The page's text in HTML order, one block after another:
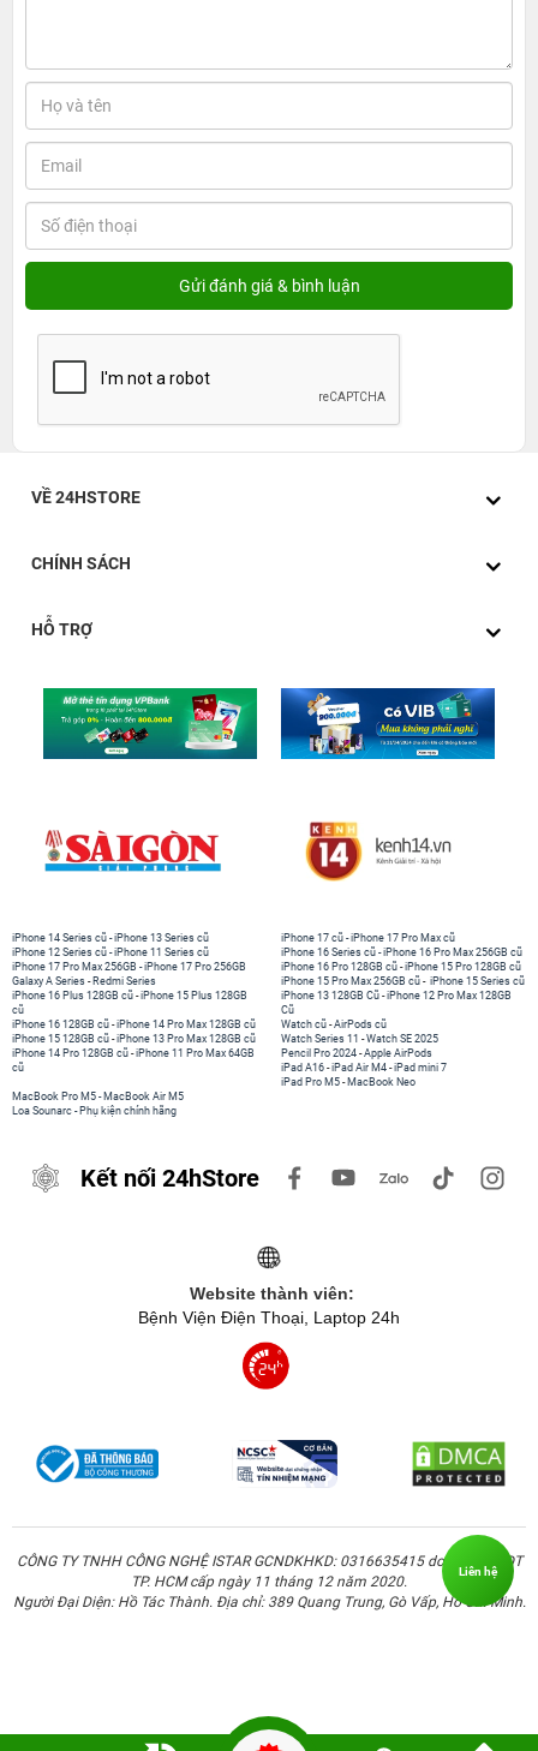
VỀ 24HSTORE
CHÍNH SÁCH
HỖ TRỢ
iPhone 14 Series cũ -iPhone 13 Series cũ
iPhone 12 Series cũ -iPhone 11 Series cũ
iPhone 17 Pro Max 256GB -iPhone 17 Pro 256GB
Galaxy A Series - Redmi Series
iPhone 17 cũ -iPhone 17 Pro Max cũ
iPhone 16 Series cũ - iPhone 16 Pro Max 256GB cũ
iPhone 16 Pro 128GB cũ -iPhone 15 Pro 128GB cũ
iPhone 15 Pro Max 256GB cũ - iPhone 15 Series cũ
iPhone 16 Plus 128GB cũ -iPhone 15 Plus 128GB
cũ
iPhone 16 128GB cũ -iPhone 14 Pro Max 128GB cũ
iPhone 15 128GB cũ -iPhone 13 Pro Max 128GB cũ
iPhone 14 Pro 128GB cũ -iPhone 11 Pro Max 64GB
cũ
iPhone 13 128GB Cũ -iPhone 12 Pro Max 128GB
Cũ
Watch cũ -AirPods cũ
Watch Series 11 -Watch SE 2025
Pencil Pro 2024 -Apple AirPods
iPad A16 -iPad Air M4 -iPad mini 7
iPad Pro M5 - MacBook Neo
MacBook Pro M5 - MacBook Air M5
Loa Sounarc - Phụ kiện chính hãng
Kết nối 24hStore
Website thành viên:
Bệnh Viện Điện Thoại, Laptop 24h
CÔNG TY TNHH CÔNG NGHỆ ISTAR GCNDKHKD: 0316635415 do Sở KH & ĐT
TP. HCM cấp ngày 11 tháng 12 năm 2020.
Người Đại Diện: Hồ Tác Thành. Địa chỉ: 389 Quang Trung, Gò Vấp, Hồ Chí Minh.
Liên hệ